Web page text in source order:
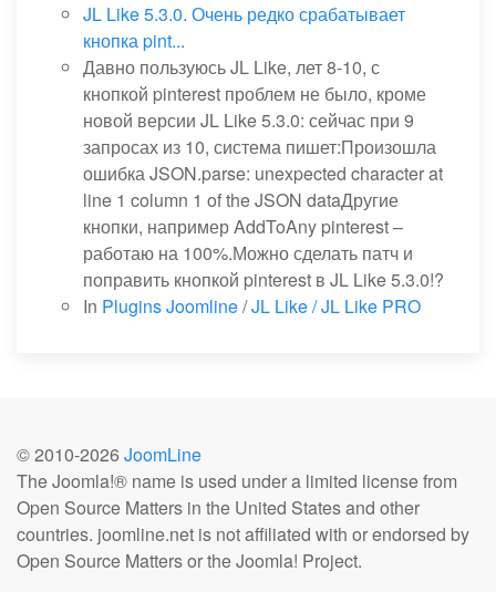
JL Like 5.3.0. Очень редко срабатывает
кнопка pint...
Давно пользуюсь JL Like, лет 8-10, с
кнопкой pinterest проблем не было, кроме
новой версии JL Like 5.3.0: сейчас при 9
запросах из 10, система пишет:Произошла
ошибка JSON.parse: unexpected character at
line 1 column 1 of the JSON dataДругие
кнопки, например AddToAny pinterest –
работаю на 100%.Можно сделать патч и
поправить кнопкой pinterest в JL Like 5.3.0!?
In Plugins Joomline/JL Like / JL Like PRO
© 2010-2026 JoomLine
The Joomla!® name is used under a limited license from
Open Source Matters in the United States and other
countries. joomline.net is not affiliated with or endorsed by
Open Source Matters or the Joomla! Project.